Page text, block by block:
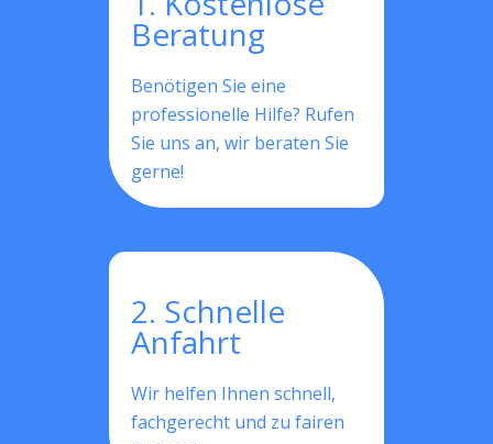
Beratung
Benötigen Sie eine
professionelle Hilfe? Rufen
Sie uns an, wir beraten Sie
gerne!
2. Schnelle
Anfahrt
Wir helfen Ihnen schnell,
fachgerecht und zu fairen